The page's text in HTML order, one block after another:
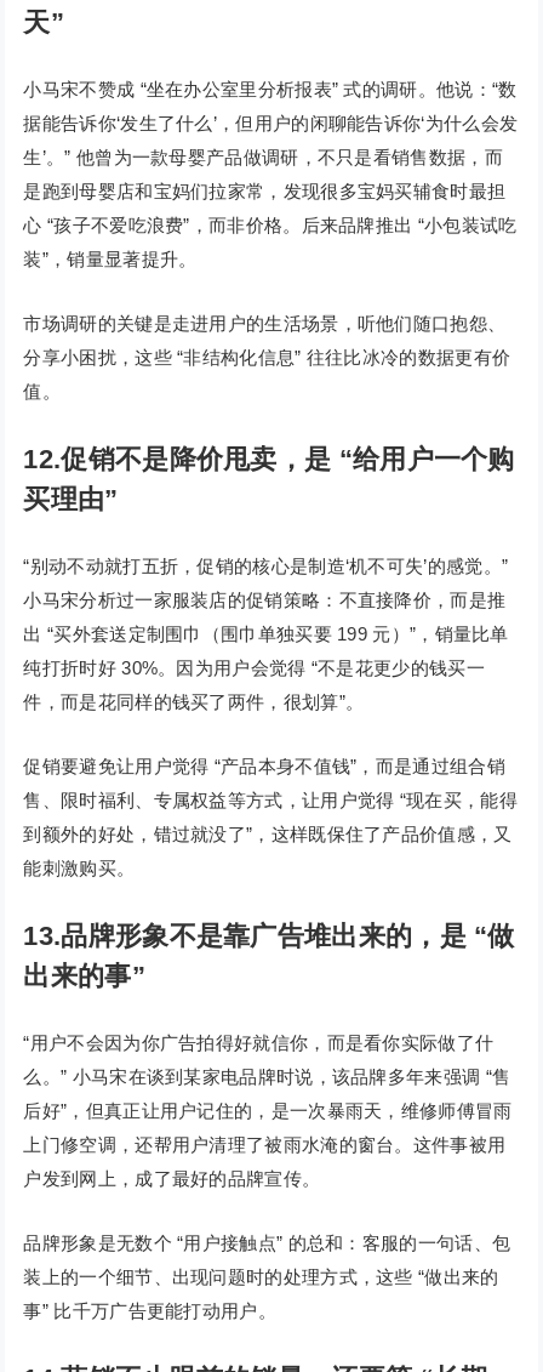
天”
小马宋不赞成 “坐在办公室里分析报表” 式的调研。他说：“数
据能告诉你‘发生了什么’，但用户的闲聊能告诉你‘为什么会发
生’。” 他曾为一款母婴产品做调研，不只是看销售数据，而
是跑到母婴店和宝妈们拉家常，发现很多宝妈买辅食时最担
心 “孩子不爱吃浪费”，而非价格。后来品牌推出 “小包装试吃
装”，销量显著提升。
市场调研的关键是走进用户的生活场景，听他们随口抱怨、
分享小困扰，这些 “非结构化信息” 往往比冰冷的数据更有价
值。
12.促销不是降价甩卖，是 “给用户一个购
买理由”
“别动不动就打五折，促销的核心是制造‘机不可失’的感觉。”
小马宋分析过一家服装店的促销策略：不直接降价，而是推
出 “买外套送定制围巾（围巾单独买要 199 元）”，销量比单
纯打折时好 30%。因为用户会觉得 “不是花更少的钱买一
件，而是花同样的钱买了两件，很划算”。
促销要避免让用户觉得 “产品本身不值钱”，而是通过组合销
售、限时福利、专属权益等方式，让用户觉得 “现在买，能得
到额外的好处，错过就没了”，这样既保住了产品价值感，又
能刺激购买。
13.品牌形象不是靠广告堆出来的，是 “做
出来的事”
“用户不会因为你广告拍得好就信你，而是看你实际做了什
么。” 小马宋在谈到某家电品牌时说，该品牌多年来强调 “售
后好”，但真正让用户记住的，是一次暴雨天，维修师傅冒雨
上门修空调，还帮用户清理了被雨水淹的窗台。这件事被用
户发到网上，成了最好的品牌宣传。
品牌形象是无数个 “用户接触点” 的总和：客服的一句话、包
装上的一个细节、出现问题时的处理方式，这些 “做出来的
事” 比千万广告更能打动用户。